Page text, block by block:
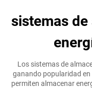
sistemas
Los sistemas de
ganando popularidad
permiten almacenar